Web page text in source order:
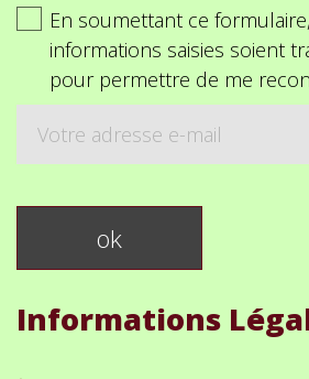
En soumettant ce
informations saisies soient
pour permettre de me
Informations